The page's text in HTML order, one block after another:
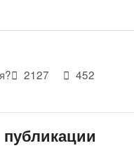
2127 452
публикации